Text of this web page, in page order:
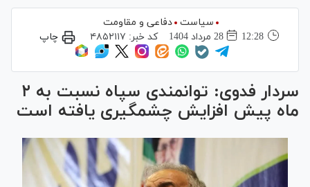
سیاست
دفاعی و مقاومت
12:28
28 مرداد 1404 کد خبر: ۴۸۵۲۱۱۷ چاپ
سردار فدوی: توانمندی سپاه نسبت به ۲
ماه پیش افزایش چشمگیری یافته است